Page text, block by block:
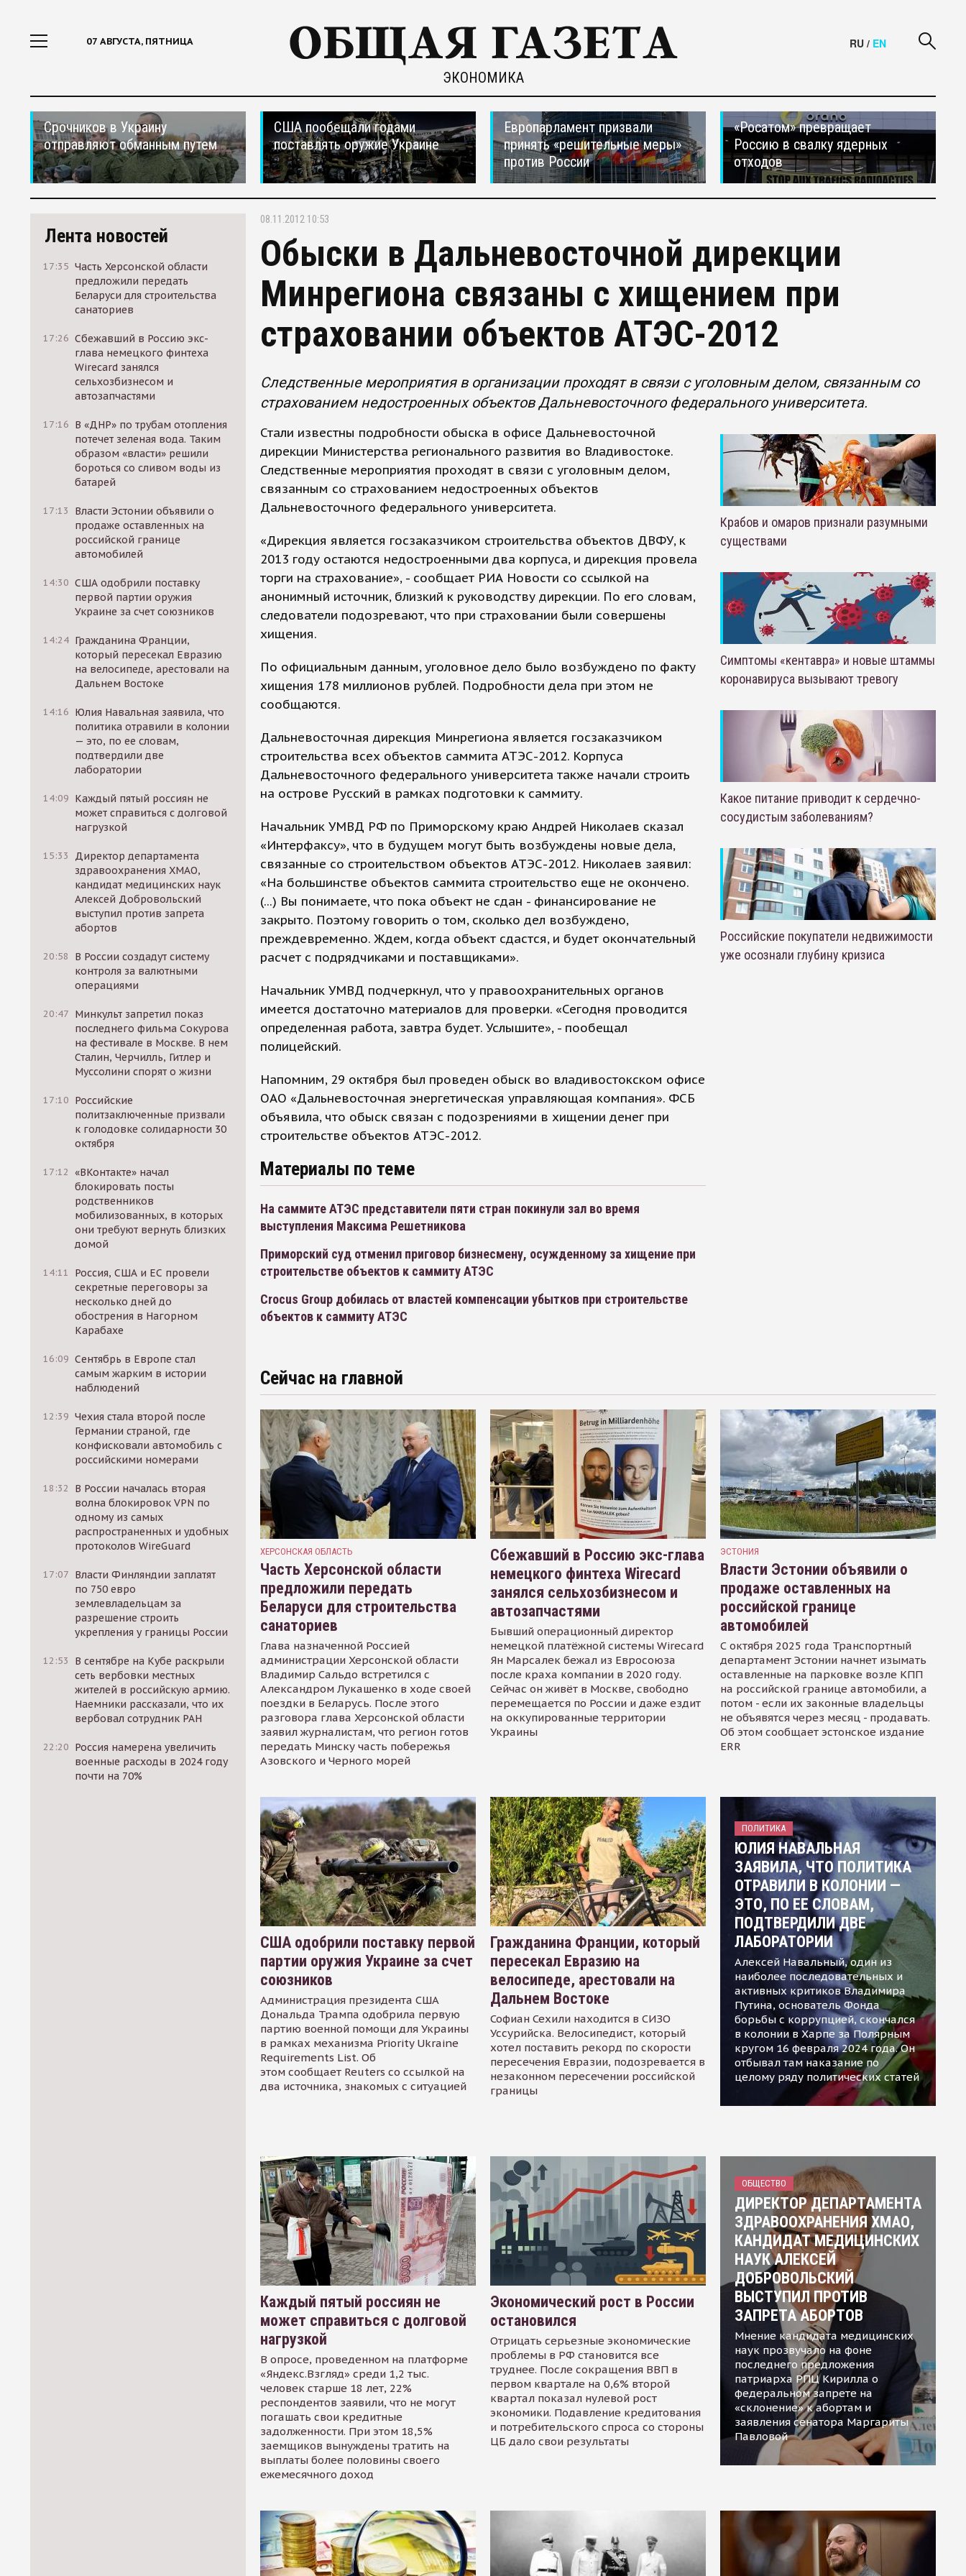
07 АВГУСТА, ПЯТНИЦА
ЭКОНОМИКА
RU / EN
Срочников в Украину
отправляют обманным путем
США пообещали годами
поставлять оружие Украине
Европарламент призвали
принять «решительные меры»
против России
«Росатом» превращает
Россию в свалку ядерных
отходов
Лента новостей
17:35 Часть Херсонской области
предложили передать
Беларуси для строительства
санаториев
17:26 Сбежавший в Россию экс-
глава немецкого финтеха
Wirecard занялся
сельхозбизнесом и
автозапчастями
17:16 В «ДНР» по трубам отопления
потечет зеленая вода. Таким
образом «власти» решили
бороться со сливом воды из
батарей
17:13
Власти Эстонии объявили о
продаже оставленных на
российской границе
автомобилей
14:30 США одобрили поставку
первой партии оружия
Украине за счет союзников
14:24 Гражданина Франции,
который пересекал Евразию
на велосипеде, арестовали на
Дальнем Востоке
14:16 Юлия Навальная заявила, что
политика отравили в колонии
— это, по ее словам,
подтвердили две
лаборатории
14:09 Каждый пятый россиян не
может справиться с долговой
нагрузкой
15:33
Директор департамента
здравоохранения ХМАО,
кандидат медицинских наук
Алексей Добровольский
выступил против запрета
абортов
20:58
В России создадут систему
контроля за валютными
операциями
20:47 Минкульт запретил показ
последнего фильма Сокурова
на фестивале в Москве. В нем
Сталин, Черчилль, Гитлер и
Муссолини спорят о жизни
17:10 Российские
политзаключенные призвали
к голодовке солидарности 30
октября
17:12 «ВКонтакте» начал
блокировать посты
родственников
мобилизованных, в которых
они требуют вернуть близких
домой
14:11
Россия, США и ЕС провели
секретные переговоры за
несколько дней до
обострения в Нагорном
Карабахе
16:09 Сентябрь в Европе стал
самым жарким в истории
наблюдений
12:39 Чехия стала второй после
Германии страной, где
конфисковали автомобиль с
российскими номерами
18:32
В России началась вторая
волна блокировок VPN по
одному из самых
распространенных и удобных
протоколов WireGuard
17:07 Власти Финляндии заплатят
по 750 евро
землевладельцам за
разрешение строить
укрепления у границы России
12:53
В сентябре на Кубе раскрыли
сеть вербовки местных
жителей в российскую армию.
Наемники рассказали, что их
вербовал сотрудник РАН
22:20 Россия намерена увеличить
военные расходы в 2024 году
почти на 70%
08.11.2012 10:53
Обыски в Дальневосточной дирекции
Минрегиона связаны с хищением при
страховании объектов АТЭС-2012
Следственные мероприятия в организации проходят в связи с уголовным делом, связанным со
страхованием недостроенных объектов Дальневосточного федерального университета.
Стали известны подробности обыска в офисе Дальневосточной
дирекции Министерства регионального развития во Владивостоке.
Следственные мероприятия проходят в связи с уголовным делом,
связанным со страхованием недостроенных объектов
Дальневосточного федерального университета.
«Дирекция является госзаказчиком строительства объектов ДВФУ, к
2013 году остаются недостроенными два корпуса, и дирекция провела
торги на страхование», - сообщает РИА Новости со ссылкой на
анонимный источник, близкий к руководству дирекции. По его словам,
следователи подозревают, что при страховании были совершены
хищения.
По официальным данным, уголовное дело было возбуждено по факту
хищения 178 миллионов рублей. Подробности дела при этом не
сообщаются.
Дальневосточная дирекция Минрегиона является госзаказчиком
строительства всех объектов саммита АТЭС-2012. Корпуса
Дальневосточного федерального университета также начали строить
на острове Русский в рамках подготовки к саммиту.
Начальник УМВД РФ по Приморскому краю Андрей Николаев сказал
«Интерфаксу», что в будущем могут быть возбуждены новые дела,
связанные со строительством объектов АТЭС-2012. Николаев заявил:
«На большинстве объектов саммита строительство еще не окончено.
(...) Вы понимаете, что пока объект не сдан - финансирование не
закрыто. Поэтому говорить о том, сколько дел возбуждено,
преждевременно. Ждем, когда объект сдастся, и будет окончательный
расчет с подрядчиками и поставщиками».
Начальник УМВД подчеркнул, что у правоохранительных органов
имеется достаточно материалов для проверки. «Сегодня проводится
определенная работа, завтра будет. Услышите», - пообещал
полицейский.
Напомним, 29 октября был проведен обыск во владивостокском офисе
ОАО «Дальневосточная энергетическая управляющая компания». ФСБ
объявила, что обыск связан с подозрениями в хищении денег при
строительстве объектов АТЭС-2012.
Материалы по теме
На саммите АТЭС представители пяти стран покинули зал во время
выступления Максима Решетникова
Приморский суд отменил приговор бизнесмену, осужденному за хищение при
строительстве объектов к саммиту АТЭС
Crocus Group добилась от властей компенсации убытков при строительстве
объектов к саммиту АТЭС
Крабов и омаров признали разумными
существами
Симптомы «кентавра» и новые штаммы
коронавируса вызывают тревогу
Какое питание приводит к сердечно-
сосудистым заболеваниям?
Российские покупатели недвижимости
уже осознали глубину кризиса
Сейчас на главной
ХЕРСОНСКАЯ ОБЛАСТЬ
Часть Херсонской области
предложили передать
Беларуси для строительства
санаториев
Глава назначенной Россией
администрации Херсонской области
Владимир Сальдо встретился с
Александром Лукашенко в ходе своей
поездки в Беларусь. После этого
разговора глава Херсонской области
заявил журналистам, что регион готов
передать Минску часть побережья
Азовского и Черного морей
Сбежавший в Россию экс-глава
немецкого финтеха Wirecard
занялся сельхозбизнесом и
автозапчастями
Бывший операционный директор
немецкой платёжной системы Wirecard
Ян Марсалек бежал из Евросоюза
после краха компании в 2020 году.
Сейчас он живёт в Москве, свободно
перемещается по России и даже ездит
на оккупированные территории
Украины
ЭСТОНИЯ
Власти Эстонии объявили о
продаже оставленных на
российской границе
автомобилей
С октября 2025 года Транспортный
департамент Эстонии начнет изымать
оставленные на парковке возле КПП
на российской границе автомобили, а
потом - если их законные владельцы
не объявятся через месяц - продавать.
Об этом сообщает эстонское издание
ERR
США одобрили поставку первой
партии оружия Украине за счет
союзников
Администрация президента США
Дональда Трампа одобрила первую
партию военной помощи для Украины
в рамках механизма Priority Ukraine
Requirements List. Об
этом сообщает Reuters со ссылкой на
два источника, знакомых с ситуацией
Гражданина Франции, который
пересекал Евразию на
велосипеде, арестовали на
Дальнем Востоке
Софиан Сехили находится в СИЗО
Уссурийска. Велосипедист, который
хотел поставить рекорд по скорости
пересечения Евразии, подозревается в
незаконном пересечении российской
границы
ПОЛИТИКА
ЮЛИЯ НАВАЛЬНАЯ
ЗАЯВИЛА, ЧТО ПОЛИТИКА
ОТРАВИЛИ В КОЛОНИИ —
ЭТО, ПО ЕЕ СЛОВАМ,
ПОДТВЕРДИЛИ ДВЕ
ЛАБОРАТОРИИ
Алексей Навальный, один из
наиболее последовательных и
активных критиков Владимира
Путина, основатель Фонда
борьбы с коррупцией, скончался
в колонии в Харпе за Полярным
кругом 16 февраля 2024 года. Он
отбывал там наказание по
целому ряду политических статей
Каждый пятый россиян не
может справиться с долговой
нагрузкой
В опросе, проведенном на платформе
«Яндекс.Взгляд» среди 1,2 тыс.
человек старше 18 лет, 22%
респондентов заявили, что не могут
погашать свои кредитные
задолженности. При этом 18,5%
заемщиков вынуждены тратить на
выплаты более половины своего
ежемесячного доход
Экономический рост в России
остановился
Отрицать серьезные экономические
проблемы в РФ становится все
труднее. После сокращения ВВП в
первом квартале на 0,6% второй
квартал показал нулевой рост
экономики. Подавление кредитования
и потребительского спроса со стороны
ЦБ дало свои результаты
ОБЩЕСТВО
ДИРЕКТОР ДЕПАРТАМЕНТА
ЗДРАВООХРАНЕНИЯ ХМАО,
КАНДИДАТ МЕДИЦИНСКИХ
НАУК АЛЕКСЕЙ
ДОБРОВОЛЬСКИЙ
ВЫСТУПИЛ ПРОТИВ
ЗАПРЕТА АБОРТОВ
Мнение кандидата медицинских
наук прозвучало на фоне
последнего предложения
патриарха РПЦ Кирилла о
федеральном запрете на
«склонение» к абортам и
заявления сенатора Маргариты
Павловой